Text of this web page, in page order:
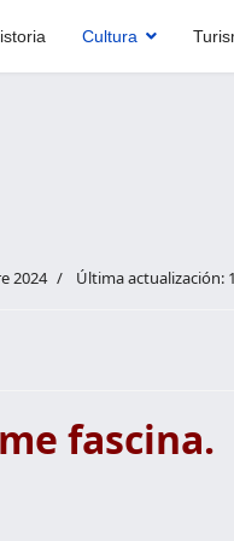
Cultura
2024 Última actualización:
fascina.